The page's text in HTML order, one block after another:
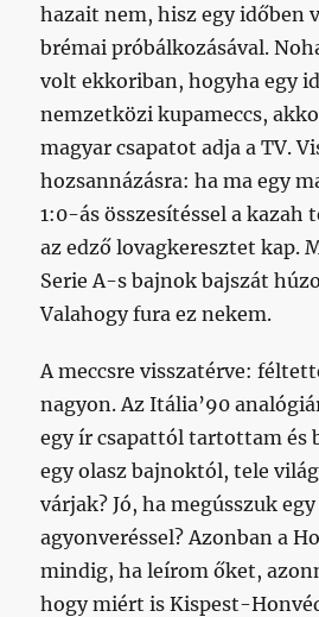
hazait nem, hisz egy időben
brémai próbálkozásával.
volt ekkoriban, hogyha egy
nemzetközi kupameccs,
magyar csapatot adja a TV.
hozsannázásra: ha ma egy
1:0-ás összesítéssel a
az edző lovagkeresztet kap.
Serie A-s bajnok bajszát
Valahogy fura ez nekem.
A meccsre visszatérve:
nagyon. Az Itália’90
egy ír csapattól tartottam és
egy olasz bajnoktól, tele
várjak? Jó, ha megússzuk
agyonveréssel? Azonban a
mindig, ha leírom őket,
hogy miért is Kispest-